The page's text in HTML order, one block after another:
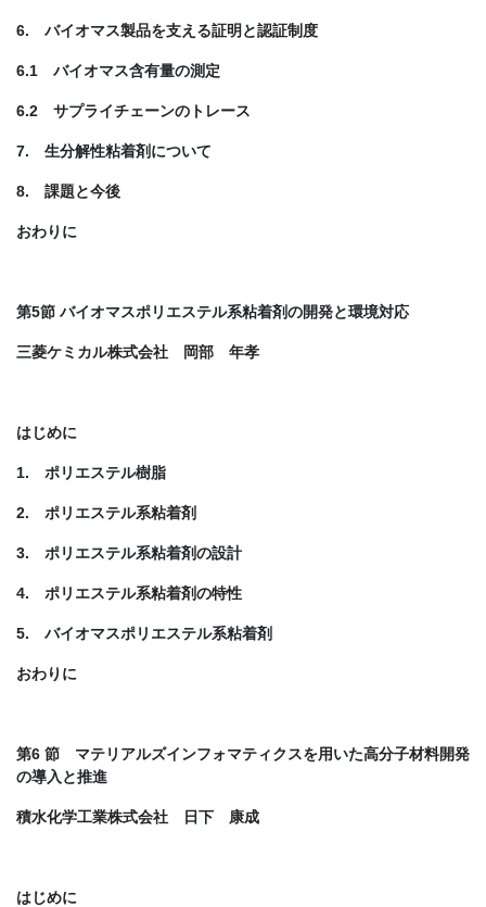
6. バイオマス製品を支える証明と認証制度
6.1 バイオマス含有量の測定
6.2 サプライチェーンのトレース
7. 生分解性粘着剤について
8. 課題と今後
おわりに
第5節 バイオマスポリエステル系粘着剤の開発と環境対応
三菱ケミカル株式会社 岡部 年孝
はじめに
1. ポリエステル樹脂
2. ポリエステル系粘着剤
3. ポリエステル系粘着剤の設計
4. ポリエステル系粘着剤の特性
5. バイオマスポリエステル系粘着剤
おわりに
第6 節 マテリアルズインフォマティクスを用いた高分子材料開発
の導入と推進
積水化学工業株式会社 日下 康成
はじめに